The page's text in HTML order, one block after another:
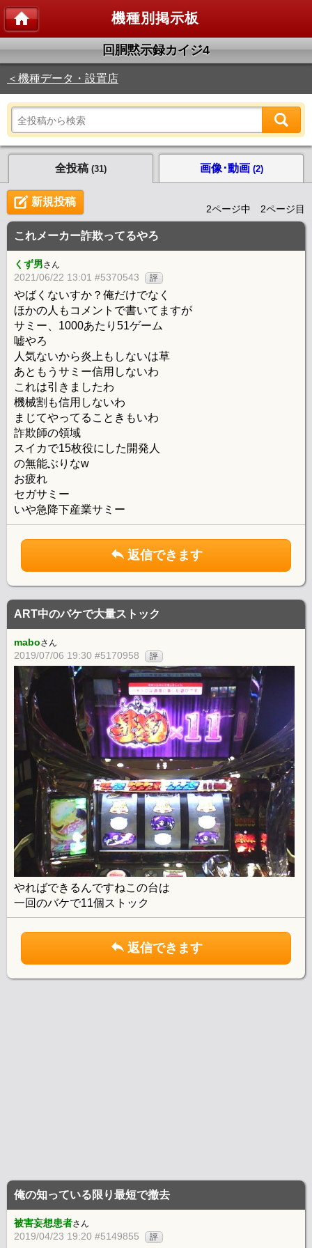
機種別掲示板
回胴黙示録カイジ4
＜機種データ・設置店
全投稿 (31) 画像･動画 (2)
新規投稿
2ページ中 2ページ目
これメーカー詐欺ってるやろ
くず男さん
2021/06/22 13:01 #5370543 評
やばくないすか？俺だけでなく
ほかの人もコメントで書いてますが
サミー、1000あたり51ゲーム
嘘やろ
人気ないから炎上もしないは草
あともうサミー信用しないわ
これは引きましたわ
機械割も信用しないわ
まじてやってることきもいわ
詐欺師の領域
スイカで15枚役にした開発人
の無能ぶりなw
お疲れ
セガサミー
いや急降下産業サミー
返信できます
ART中のバケで大量ストック
maboさん
2019/07/06 19:30 #5170958 評
やればできるんですねこの台は
一回のバケで11個ストック
返信できます
俺の知っている限り最短で撤去
被害妄想患者さん
2019/04/23 19:20 #5149855 評